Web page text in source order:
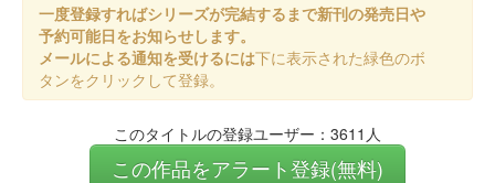
一度登録すればシリーズが完結するまで新刊の発売日や
予約可能日をお知らせします。
メールによる通知を受けるには下に表示された緑色のボ
タンをクリックして登録。
このタイトルの登録ユーザー：3611人
この作品をアラート登録(無料)